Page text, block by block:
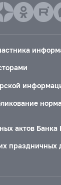
актов Банка
праздничных